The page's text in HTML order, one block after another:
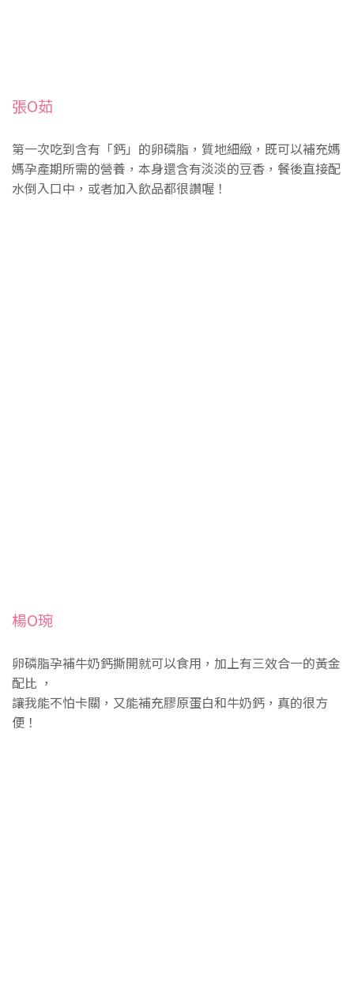
張O茹
第一次吃到含有「鈣」的卵磷脂，質地細緻，既可以補充媽
媽孕產期所需的營養，本身還含有淡淡的豆香，餐後直接配
水倒入口中，或者加入飲品都很讚喔！
楊O琬
卵磷脂孕補牛奶鈣撕開就可以食用，加上有三效合一的黃金
配比 ，
讓我能不怕卡關，又能補充膠原蛋白和牛奶鈣，真的很方
便！